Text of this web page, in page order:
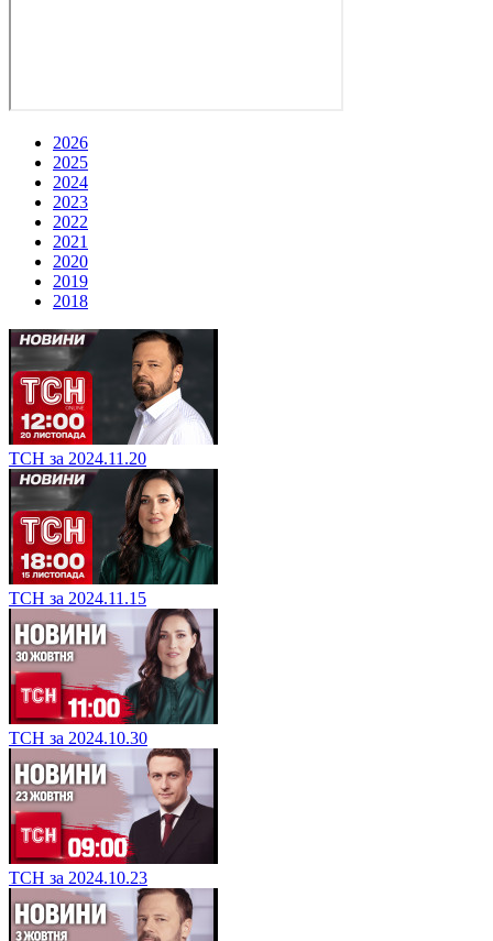
2026
2025
2024
2023
2022
2021
2020
2019
2018
ТСН за 2024.11.20
ТСН за 2024.11.15
ТСН за 2024.10.30
ТСН за 2024.10.23